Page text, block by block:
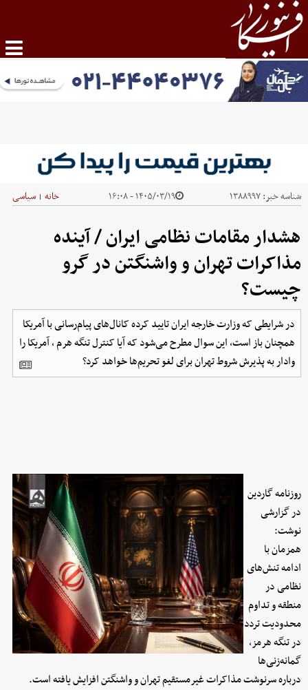
شناسه خبر:۱۳۸۸۹۹۷ ۱۴۰۵/۰۳/۱۹ - ۱۶:۰۸ خانه | سیاسی
هشدار مقامات نظامی ایران / آینده
مذاکرات تهران و واشنگتن در گرو
چیست؟
در شرایطی که وزارت خارجه ایران تایید کرده کانال‌های پیام‌رسانی با آمریکا
همچنان باز است، این سوال مطرح می‌شود که آیا کنترل تنگه هرم ، آمریکا را
وادار به پذیرش شروط تهران برای لغو تحریم‌ها خواهد کرد؟
روزنامه گاردین
در گزارشی
نوشت:
همزمان با
ادامه تنش‌های
نظامی در
منطقه و تداوم
محدودیت تردد
در تنگه هرمز،
گمانه‌زنی‌ها
درباره سرنوشت مذاکرات غیرمستقیم تهران و واشنگتن افزایش یافته است.